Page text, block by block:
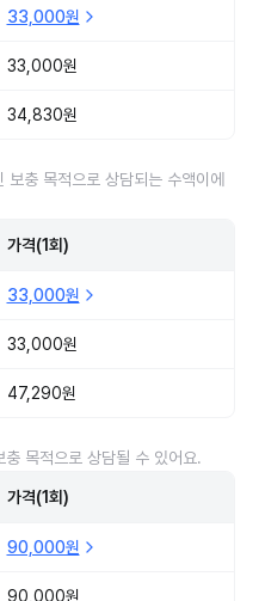
33,000원
33,000원
34,830원
충 목적으로 상담되는 수액이에
가격(1회)
33,000원
33,000원
47,290원
충 목적으로 상담될 수 있어요.
가격(1회)
90,000원
90,000원